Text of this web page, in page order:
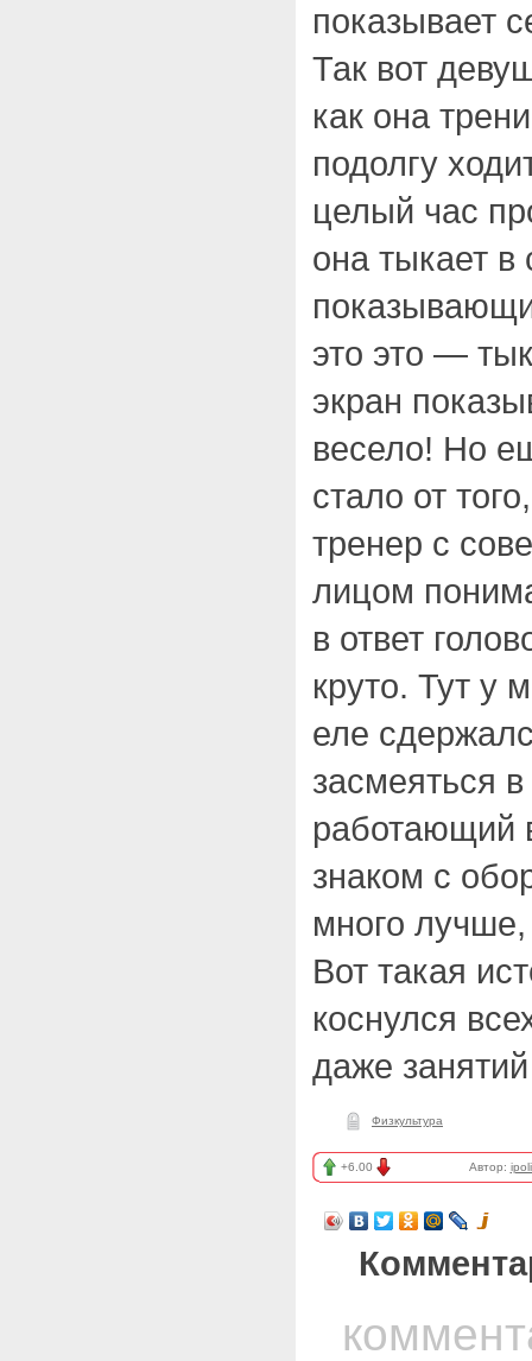
показывает
Так вот
как она
подолгу
целый час
она тыкает в
это это —
экран
весело! Но
стало от
тренер с
лицом
в ответ
круто. Тут у
еле
засмеяться
работающий
знаком с
много
Вот такая
коснулся
даже
Физкультура
+6.00 Автор: